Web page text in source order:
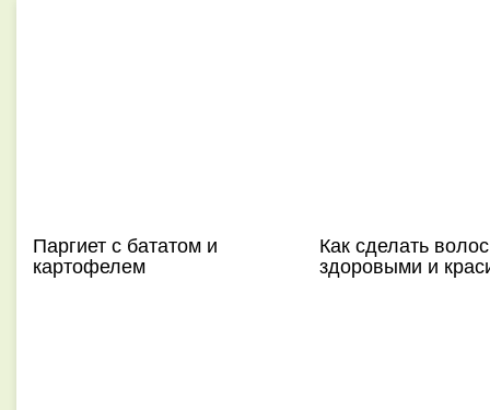
Паргиет с бататом и
картофелем
Как сделать
здоровыми и